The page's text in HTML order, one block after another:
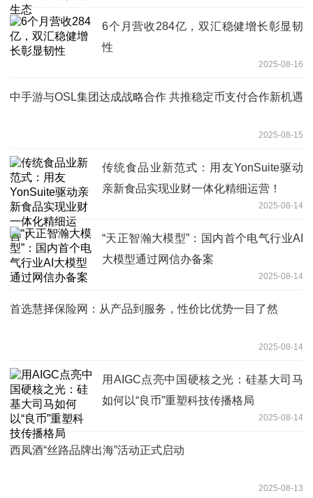
6个月营收284亿，双汇稳健增长彰显韧
性
2025-08-16
中手游与OSL集团达成战略合作 共推稳定币支付合作新机遇
2025-08-15
传统食品业新范式：用友YonSuite驱动
亲新食品实现业财一体化精细运营！
2025-08-14
“天正智瀚大模型”：国内首个电气行业AI
大模型通过网信办备案
2025-08-14
首选慧择保险网：从产品到服务，性价比优势一目了然
2025-08-14
用AIGC点亮中国硬核之光：硅基大司马
如何以“良币”重塑科技传播格局
2025-08-14
西凤酒“丝路品牌出海”活动正式启动
2025-08-13